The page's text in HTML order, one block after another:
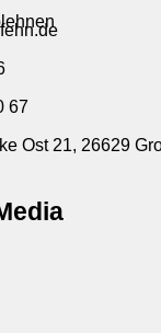
67
Ost 21, 26629